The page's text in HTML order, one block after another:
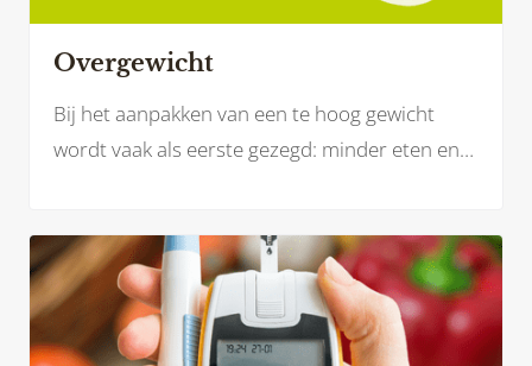
Overgewicht
Bij het aanpakken van een te hoog gewicht
wordt vaak als eerste gezegd: minder eten en
meer dan dat.